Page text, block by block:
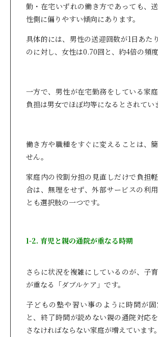
勤・在宅いずれの働き方であっても、
性側に偏りやすい傾向にあります。
具体的には、男性の送迎回数が1日あた
のに対し、女性は0.70回と、約4倍の頻度
一方で、男性が在宅勤務をしている家
負担は男女でほぼ均等になるとされてい
働き方や職種をすぐに変えることは、
せん。
家庭内の役割分担の見直しだけで負担
合は、無理をせず、外部サービスの利
とも選択肢の一つです。
1-2. 育児と親の通院が重なる時期
さらに状況を複雑にしているのが、子
が重なる「ダブルケア」です。
子どもの塾や習い事のように時間が
と、終了時間が読めない親の通院対応
さなければならない家庭が増えています。